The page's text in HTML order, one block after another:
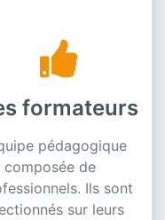
formateurs
pédagogique
composée de
Ils sont
sur leurs